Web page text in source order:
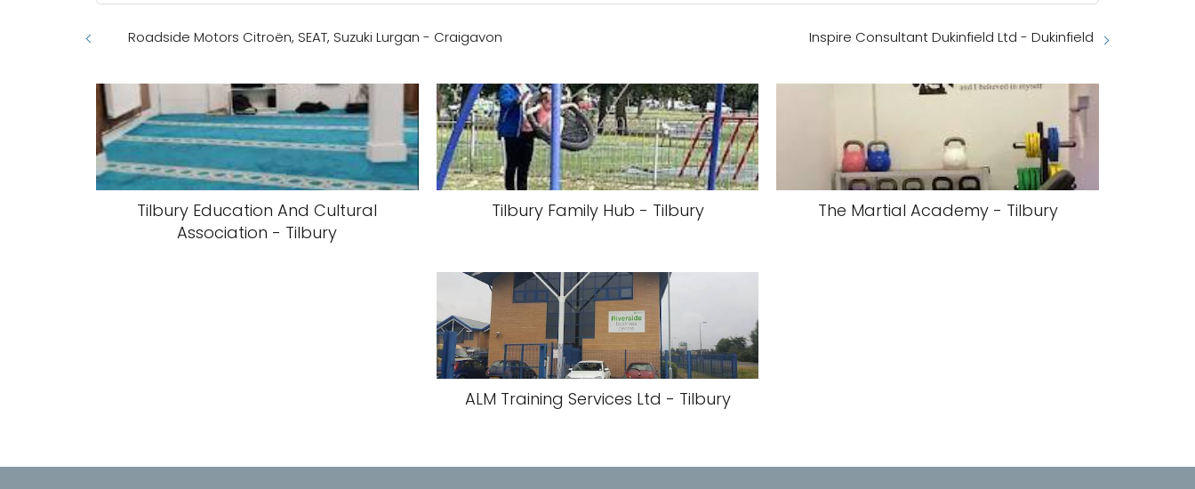
Roadside Motors Citroën, SEAT, Suzuki Lurgan - Craigavon Inspire Consultant Dukinfield Ltd - Dukinfield
Tilbury Education And Cultural
Association - Tilbury
Tilbury Family Hub - Tilbury The Martial Academy - Tilbury
ALM Training Services Ltd - Tilbury